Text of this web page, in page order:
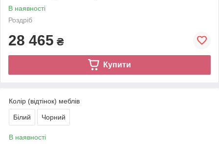
В наявності
Роздріб
28 465 ₴
Купити
Колір (відтінок) меблів
Білий Чорний
В наявності